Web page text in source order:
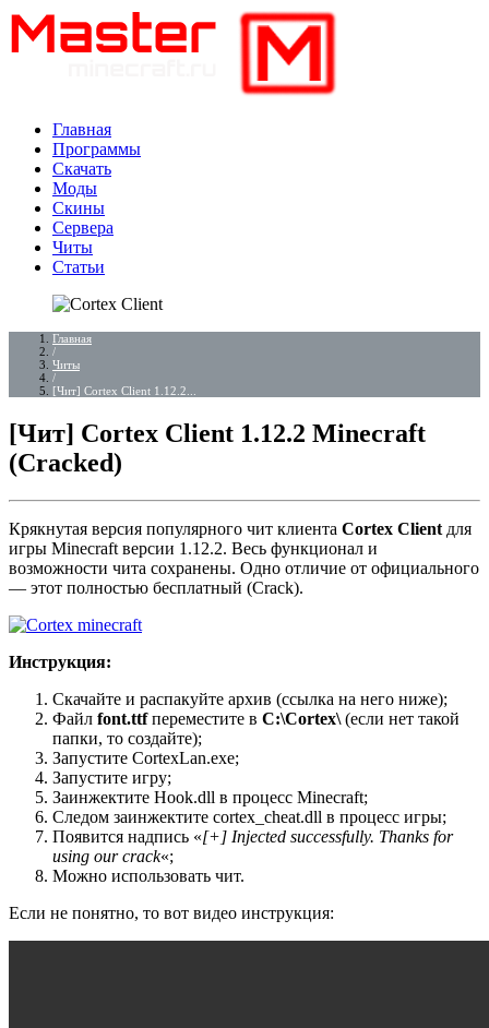
Главная
Программы
Скачать
Моды
Скины
Сервера
Читы
Статьи
Главная
/
Читы
/
[Чит] Cortex Client 1.12.2...
[Чит] Cortex Client 1.12.2 Minecraft
(Cracked)
Крякнутая версия популярного чит клиента Cortex Client для
игры Minecraft версии 1.12.2. Весь функционал и
возможности чита сохранены. Одно отличие от официального
— этот полностью бесплатный (Crack).
Инструкция:
Скачайте и распакуйте архив (ссылка на него ниже);
Файл font.ttfпереместите в С:\Cortex\(если нет такой
папки, то создайте);
Запустите CortexLan.exe;
Запустите игру;
Заинжектите Hook.dll в процесс Minecraft;
Следом заинжектите cortex_cheat.dll в процесс игры;
Появится надпись «[+] Injected successfully. Thanks for
using our crack«;
Можно использовать чит.
Если не понятно, то вот видео инструкция: